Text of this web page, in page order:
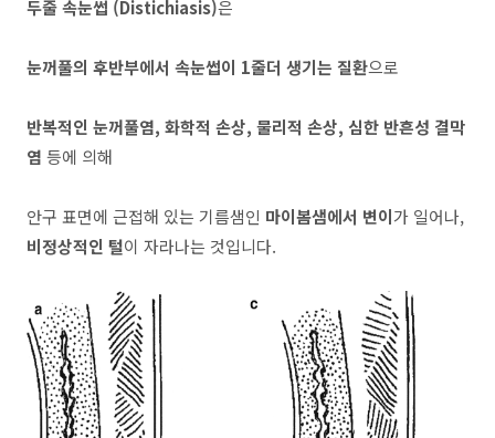
두줄 속눈썹 (Distichiasis)은
눈꺼풀의 후반부에서 속눈썹이 1줄더 생기는 질환으로
반복적인 눈꺼풀염, 화학적 손상, 물리적 손상, 심한 반흔성 결막
염 등에 의해
안구 표면에 근접해 있는 기름샘인 마이봄샘에서 변이가 일어나,
비정상적인 털이 자라나는 것입니다.